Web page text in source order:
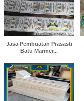
Jasa Pembuatan Prasasti
Batu Marmer...